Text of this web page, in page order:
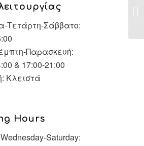
Τετάρτη-Σάββατο:
Παρασκευή:
& 17:00-21:00
Κλειστά
Hours
Saturday: